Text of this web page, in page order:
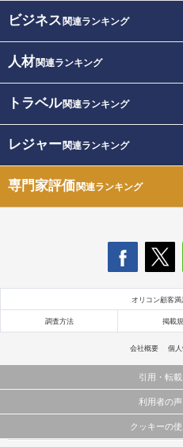
ビジネス 関連ランキング
人材関連ランキング
トラベル関連ランキング
レジャー関連ランキング
専門家評価関連ランキング
オリコン顧客
調査方法 掲載
会社概要 個
引用・転
当サイトで公開されている情報（文字、写真、
これらの情報を権利者の許可なく無断転載・複
利用者の
当サイトに掲載している内容はすべてサービス
クッキーの